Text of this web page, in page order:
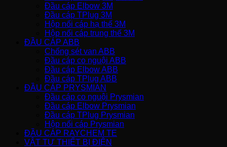
Đầu cáp Elbow 3M
Đầu cáp TPlug 3M
Hộp nối cáp hạ thế 3M
Hộp nối cáp trung thế 3M
ĐẦU CÁP ABB
Chống sét van ABB
Đầu cáp co nguội ABB
Đầu cáp Elbow ABB
Đầu cáp TPlug ABB
ĐẦU CÁP PRYSMIAN
Đầu cáp co nguội Prysmian
Đầu cáp Elbow Prysmian
Đầu cáp TPlug Prysmian
Hộp nối cáp Prysmian
ĐẦU CÁP RAYCHEM TE
VẬT TƯ THIẾT BỊ ĐIỆN